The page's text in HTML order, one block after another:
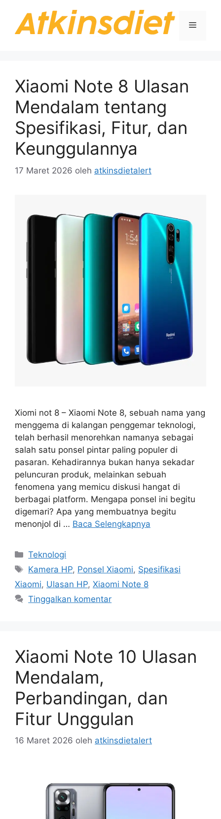
Menu
Xiaomi Note 8 Ulasan
Mendalam tentang
Spesifikasi, Fitur, dan
Keunggulannya
17 Maret 2026 oleh atkinsdietalert
Xiomi not 8 – Xiaomi Note 8, sebuah nama yang
menggema di kalangan penggemar teknologi,
telah berhasil menorehkan namanya sebagai
salah satu ponsel pintar paling populer di
pasaran. Kehadirannya bukan hanya sekadar
peluncuran produk, melainkan sebuah
fenomena yang memicu diskusi hangat di
berbagai platform. Mengapa ponsel ini begitu
digemari? Apa yang membuatnya begitu
menonjol di … Baca Selengkapnya
Kategori
Teknologi
Tag
Kamera HP, Ponsel Xiaomi, Spesifikasi
Xiaomi, Ulasan HP, Xiaomi Note 8
Tinggalkan komentar
Xiaomi Note 10 Ulasan
Mendalam,
Perbandingan, dan
Fitur Unggulan
16 Maret 2026 oleh atkinsdietalert